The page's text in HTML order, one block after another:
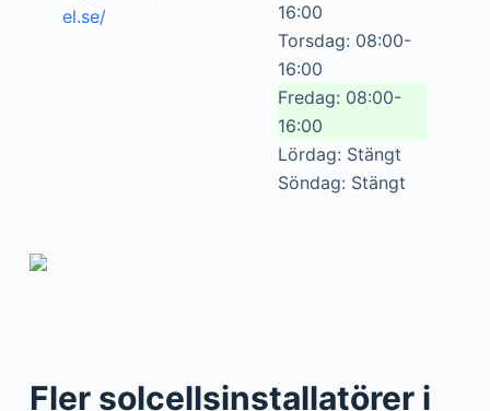
el.se/
16:00
Torsdag: 08:00-
16:00
Fredag: 08:00-
16:00
Lördag: Stängt
Söndag: Stängt
Fler solcellsinstallatörer i